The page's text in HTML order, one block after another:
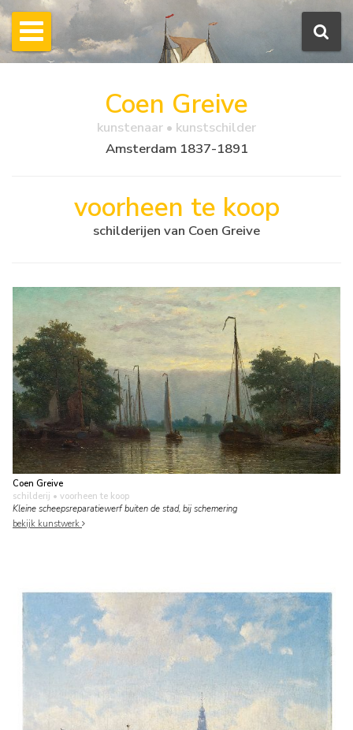
Coen Greive
kunstenaar • kunstschilder
Amsterdam 1837-1891
voorheen te koop
schilderijen van Coen Greive
Coen Greive
schilderij • voorheen te koop
Kleine scheepsreparatiewerf buiten de stad, bij schemering
bekijk kunstwerk